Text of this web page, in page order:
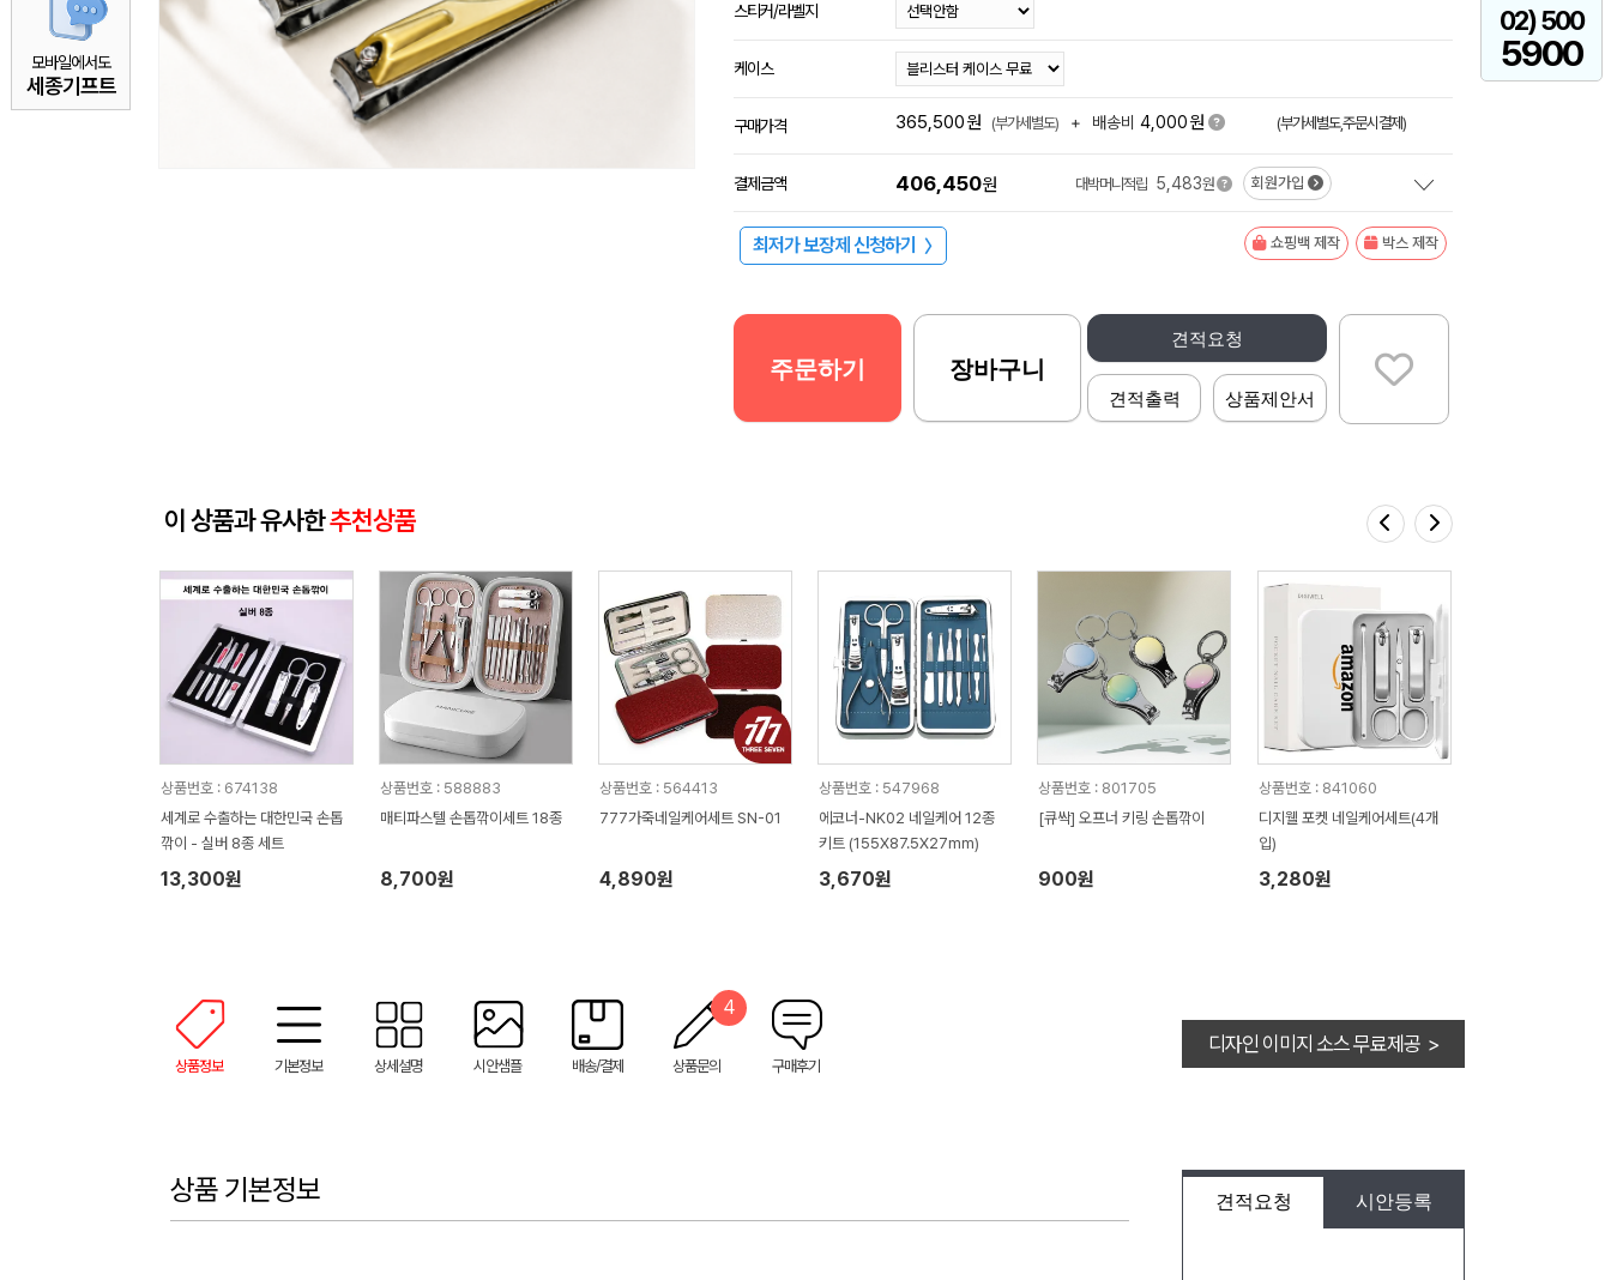
모바일에서도
세종기프트
02) 500
5900
스티커/라벨지
케이스
구매가격 365,500원 (부가세별도) + 배송비 4,000원 (부가세별도,주문시결제)
결제금액 406,450원 대박머니적립 5,483원 회원가입
최저가 보장제 신청하기 〉 쇼핑백 제작 박스 제작
견적요청
견적출력 상품제안서
주문하기 장바구니
이 상품과 유사한추천상품
상품번호 : 674138
세계로 수출하는 대한민국 손톱
깎이 - 실버 8종 세트
13,300원
상품번호 : 588883
매티파스텔 손톱깎이세트 18종
8,700원
상품번호 : 564413
777가죽네일케어세트 SN-01
4,890원
상품번호 : 547968
에코너-NK02 네일케어 12종
키트 (155X87.5X27mm)
3,670원
상품번호 : 801705
[큐싹] 오프너 키링 손톱깎이
900원
상품번호 : 841060
디지웰 포켓 네일케어세트(4개
입)
3,280원
상품정보 기본정보 상세설명 시안샘플 배송/결제 상품문의
4
구매후기
디자인 이미지 소스 무료제공 >
견적요청 시안등록
상품 기본정보